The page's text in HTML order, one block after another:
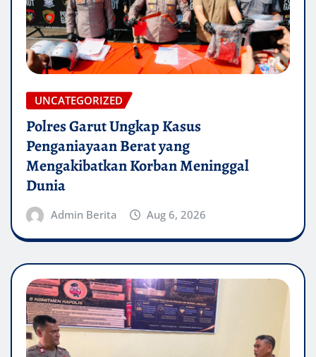
UNCATEGORIZED
Polres Garut Ungkap Kasus
Penganiayaan Berat yang
Mengakibatkan Korban Meninggal
Dunia
Admin Berita Aug 6, 2026